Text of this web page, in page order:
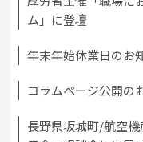
ム」に登壇
年末年始休業日のお
コラムページ公開の
長野県坂城町/航空